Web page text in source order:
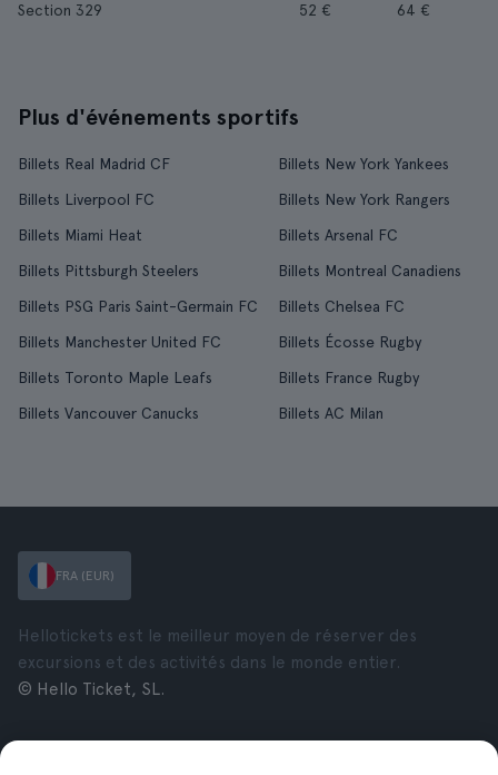
Section 329 52 € 64 €
Plus d'événements sportifs
Billets Real Madrid CF
Billets New York Yankees
Billets Liverpool FC
Billets New York Rangers
Billets Miami Heat
Billets Arsenal FC
Billets Pittsburgh Steelers
Billets Montreal Canadiens
Billets PSG Paris Saint-Germain FC
Billets Chelsea FC
Billets Manchester United FC
Billets Écosse Rugby
Billets Toronto Maple Leafs
Billets France Rugby
Billets Vancouver Canucks
Billets AC Milan
FRA (EUR)
Hellotickets est le meilleur moyen de réserver des
excursions et des activités dans le monde entier.
© Hello Ticket, SL.